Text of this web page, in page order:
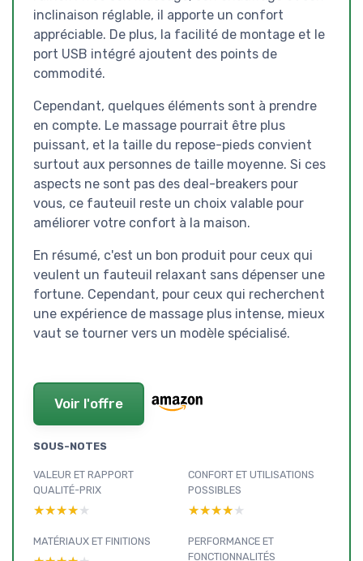
inclinaison réglable, il apporte un confort
appréciable. De plus, la facilité de montage et le
port USB intégré ajoutent des points de
commodité.
Cependant, quelques éléments sont à prendre
en compte. Le massage pourrait être plus
puissant, et la taille du repose-pieds convient
surtout aux personnes de taille moyenne. Si ces
aspects ne sont pas des deal-breakers pour
vous, ce fauteuil reste un choix valable pour
améliorer votre confort à la maison.
En résumé, c'est un bon produit pour ceux qui
veulent un fauteuil relaxant sans dépenser une
fortune. Cependant, pour ceux qui recherchent
une expérience de massage plus intense, mieux
vaut se tourner vers un modèle spécialisé.
Voir l'offre
SOUS-NOTES
VALEUR ET RAPPORT
QUALITÉ-PRIX
★★★★★
★★★★★
CONFORT ET UTILISATIONS
POSSIBLES
★★★★★
★★★★★
MATÉRIAUX ET FINITIONS
PERFORMANCE ET
FONCTIONNALITÉS